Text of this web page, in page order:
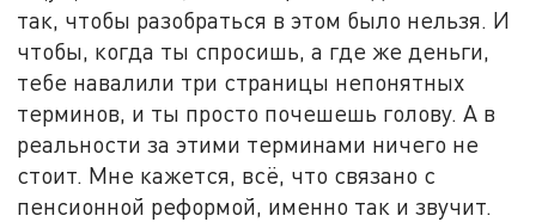
так, чтобы разобраться в этом было нельзя. И
чтобы, когда ты спросишь, а где же деньги,
тебе навалили три страницы непонятных
терминов, и ты просто почешешь голову. А в
реальности за этими терминами ничего не
стоит. Мне кажется, всё, что связано с
пенсионной реформой, именно так и звучит.